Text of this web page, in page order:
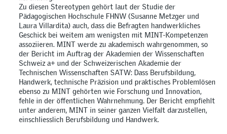
Zu diesen Stereotypen gehört laut der Studie der
Pädagogischen Hochschule FHNW (Susanne Metzger und
Laura Villardita) auch, dass die Befragten handwerkliches
Geschick bei weitem am wenigsten mit MINT-Kompetenzen
assoziieren. MINT werde zu akademisch wahrgenommen, so
der Bericht im Auftrag der Akademien der Wissenschaften
Schweiz a+ und der Schweizerischen Akademie der
Technischen Wissenschaften SATW: Dass Berufsbildung,
Handwerk, technische Präzision und praktisches Problemlösen
ebenso zu MINT gehörten wie Forschung und Innovation,
fehle in der öffentlichen Wahrnehmung. Der Bericht empfiehlt
unter anderem, MINT in seiner ganzen Vielfalt darzustellen,
einschliesslich Berufsbildung und Handwerk.